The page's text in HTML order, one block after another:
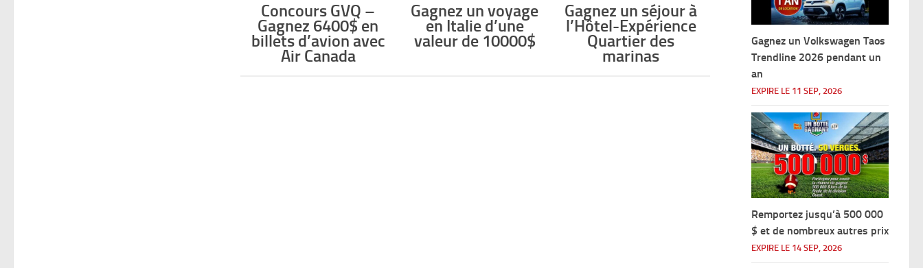
Concours GVQ –
Gagnez 6400$ en
billets d’avion avec
Air Canada
Gagnez un voyage
en Italie d’une
valeur de 10000$
Gagnez un séjour à
l’Hôtel-Expérience
Quartier des
marinas
Gagnez un Volkswagen Taos
Trendline 2026 pendant un
an
EXPIRE LE 11 SEP, 2026
Remportez jusqu’à 500 000
$ et de nombreux autres prix
EXPIRE LE 14 SEP, 2026